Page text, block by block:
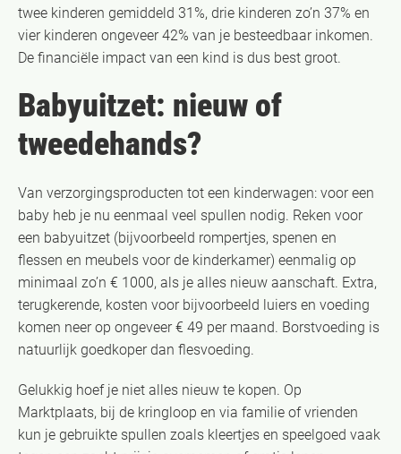
twee kinderen gemiddeld 31%, drie kinderen zo’n 37% en
vier kinderen ongeveer 42% van je besteedbaar inkomen.
De financiële impact van een kind is dus best groot.
Babyuitzet: nieuw of
tweedehands?
Van verzorgingsproducten tot een kinderwagen: voor een
baby heb je nu eenmaal veel spullen nodig. Reken voor
een babyuitzet (bijvoorbeeld rompertjes, spenen en
flessen en meubels voor de kinderkamer) eenmalig op
minimaal zo’n € 1000, als je alles nieuw aanschaft. Extra,
terugkerende, kosten voor bijvoorbeeld luiers en voeding
komen neer op ongeveer € 49 per maand. Borstvoeding is
natuurlijk goedkoper dan flesvoeding.
Gelukkig hoef je niet alles nieuw te kopen. Op
Marktplaats, bij de kringloop en via familie of vrienden
kun je gebruikte spullen zoals kleertjes en speelgoed vaak